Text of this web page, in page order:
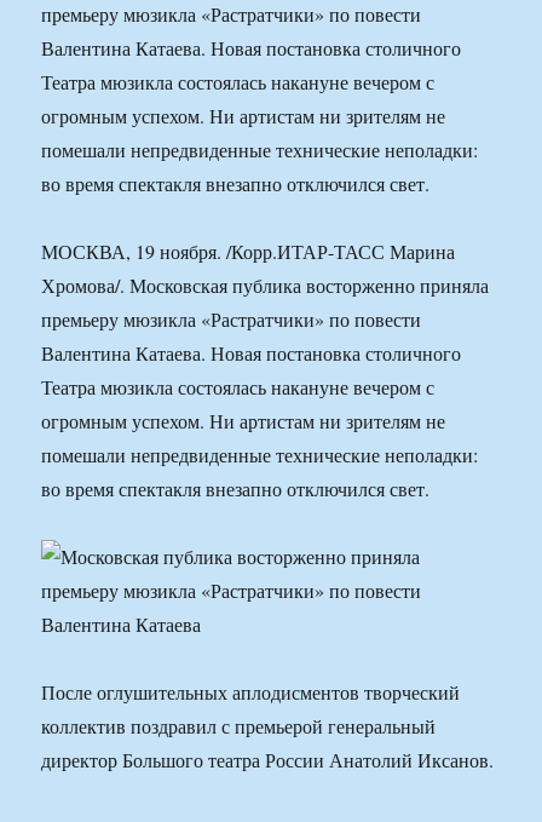
премьеру мюзикла «Растратчики» по повести
Валентина Катаева. Новая постановка столичного
Театра мюзикла состоялась накануне вечером с
огромным успехом. Ни артистам ни зрителям не
помешали непредвиденные технические неполадки:
во время спектакля внезапно отключился свет.
МОСКВА, 19 ноября. /Корр.ИТАР-ТАСС Марина
Хромова/. Московская публика восторженно приняла
премьеру мюзикла «Растратчики» по повести
Валентина Катаева. Новая постановка столичного
Театра мюзикла состоялась накануне вечером с
огромным успехом. Ни артистам ни зрителям не
помешали непредвиденные технические неполадки:
во время спектакля внезапно отключился свет.
После оглушительных аплодисментов творческий
коллектив поздравил с премьерой генеральный
директор Большого театра России Анатолий Иксанов.